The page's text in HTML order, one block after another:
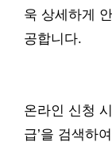
욱 상세하게
공합니다.
온라인 신청
급’을 검색하